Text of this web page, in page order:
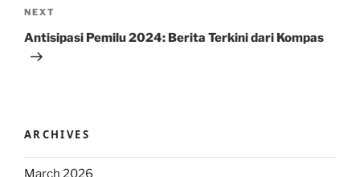
Next
Post
NEXT
Antisipasi Pemilu 2024: Berita Terkini dari Kompas
ARCHIVES
March 2026